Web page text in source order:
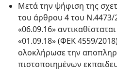
Μετά την ψήφιση της
του άρθρου 4 του Ν.4473/
«06.09.16»
«01.09.18» (ΦΕΚ 4559/
ολοκλήρωσε την
πιστοποιημένων